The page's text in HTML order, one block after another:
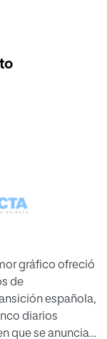
gráfico ofreció
de
española,
diarios
que se anuncia